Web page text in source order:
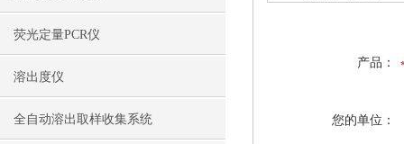
荧光定量PCR仪
溶出度仪
全自动溶出取样收集系统
产品：
您的单位：